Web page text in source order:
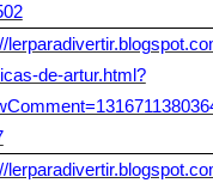
de-artur.html?